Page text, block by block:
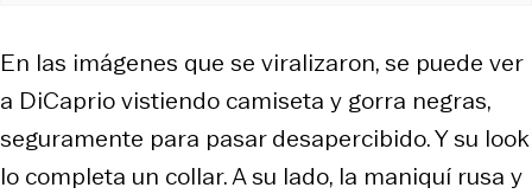
En las imágenes que se viralizaron, se puede ver
a DiCaprio vistiendo camiseta y gorra negras,
seguramente para pasar desapercibido. Y su look
lo completa un collar. A su lado, la maniquí rusa y